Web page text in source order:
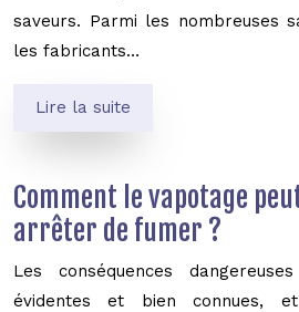
saveurs. Parmi les nombreuses
les fabricants…
Lire la suite
Comment le vapotage
arrêter de fumer ?
Les conséquences
évidentes et bien connues,